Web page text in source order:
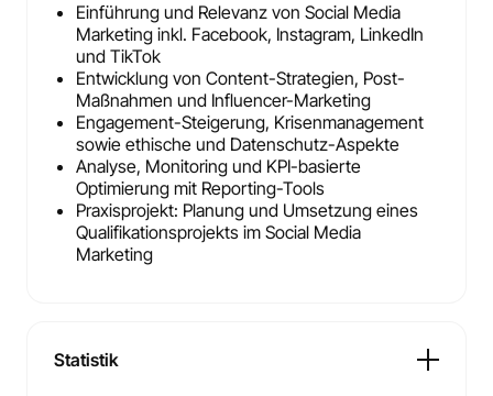
Einführung und Relevanz von Social Media
Marketing inkl. Facebook, Instagram, LinkedIn
und TikTok
Entwicklung von Content-Strategien, Post-
Maßnahmen und Influencer-Marketing
Engagement-Steigerung, Krisenmanagement
sowie ethische und Datenschutz-Aspekte
Analyse, Monitoring und KPI-basierte
Optimierung mit Reporting-Tools
Praxisprojekt: Planung und Umsetzung eines
Qualifikationsprojekts im Social Media
Marketing
Statistik